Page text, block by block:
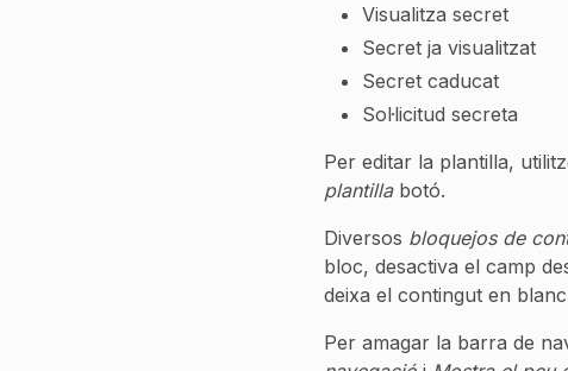
Visualitza secret
Secret ja visualitzat
Secret caducat
Sol·licitud secreta
Per editar la plantilla,
plantillabotó.
Diversos bloquejos de
bloc, desactiva el camp
deixa el contingut en
Per amagar la barra de